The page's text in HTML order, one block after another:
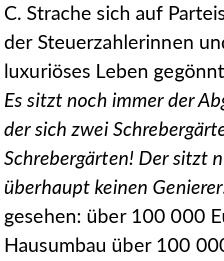
C. Strache sich auf
der Steuerzahlerinnen
luxuriöses Leben
Es sitzt noch immer der
der sich zwei
Schrebergärten! Der sitzt
überhaupt keinen
gesehen: über 100 000
Hausumbau über 100